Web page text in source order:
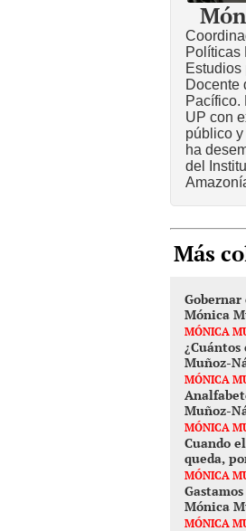
Políticas
Estudios
Docente
Pacífico.
UP con
público
ha
del
Más
Gobernar
Mónica
MÓNICA
Muñoz-
MÓNICA
Muñoz-
MÓNICA
Cuando
queda,
MÓNICA
Mónica
MÓNICA